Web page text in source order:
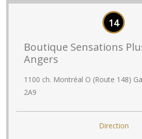
14
Boutique Sensations
Angers
1100 ch. Montréal O (Route 148)
2A9
Direction